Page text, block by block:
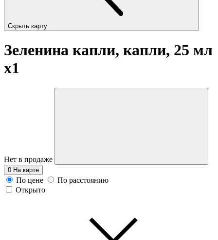
Скрыть карту
Зеленина капли, капли, 25 мл
x1
Нет в продаже
0 На карте
По цене
По расстоянию
Открыто